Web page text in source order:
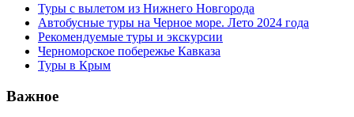
Туры с вылетом из Нижнего Новгорода
Автобусные туры на Черное море. Лето 2024 года
Рекомендуемые туры и экскурсии
Черноморское побережье Кавказа
Туры в Крым
Важное